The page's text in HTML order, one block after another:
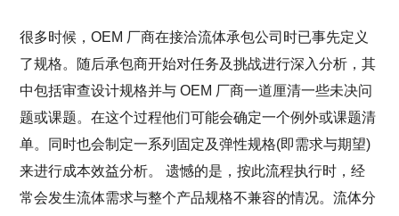
很多时候，OEM 厂商在接洽流体承包公司时已事先定义
了规格。随后承包商开始对任务及挑战进行深入分析，其
中包括审查设计规格并与 OEM 厂商一道厘清一些未决问
题或课题。在这个过程他们可能会确定一个例外或课题清
单。同时也会制定一系列固定及弹性规格(即需求与期望)
来进行成本效益分析。 遗憾的是，按此流程执行时，经
常会发生流体需求与整个产品规格不兼容的情况。流体分